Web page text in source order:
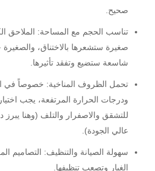
صحيح.
تناسب الحجم مع المساحة: الملاحق
صغيرة ستشعرها بالاختناق،
شاسعة ستضيع وتفقد تأثيرها.
تحمل الظروف المناخية: خصوصاً في
ودرجات الحرارة المرتفعة، يجب
للتشقق والاصفرار والتلف (وهنا يبرز
عالي الجودة).
سهولة الصيانة والتنظيف: التصاميم
الغبار وتصعب تنظيفها.